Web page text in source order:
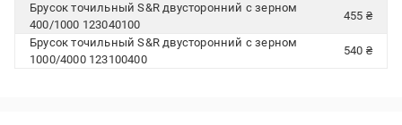
Брусок точильный S&R двусторонний с зерном
400/1000 123040100
455 ₴
Брусок точильный S&R двусторонний с зерном
1000/4000 123100400
540 ₴